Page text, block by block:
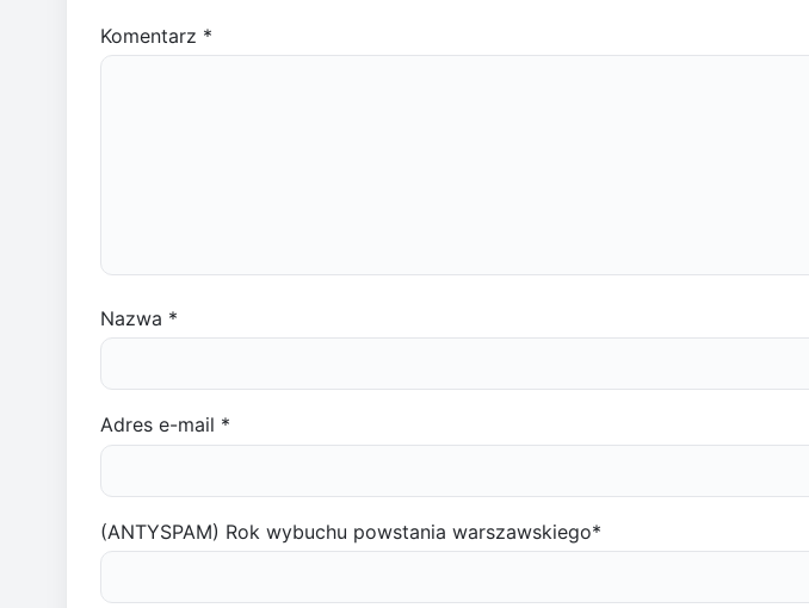
Komentarz *
Nazwa *
Adres e-mail *
(ANTYSPAM) Rok wybuchu powstania warszawskiego*